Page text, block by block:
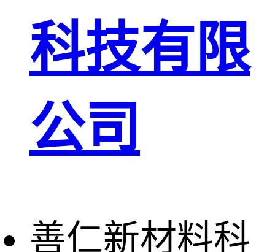
科技有限
公司
善仁新材料科